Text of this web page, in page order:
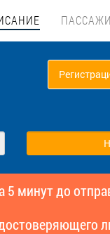
5 минут до